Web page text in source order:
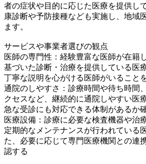
者の症状や目的に応じた医療を提供し
康診断や予防接種なども実施し、地域
ます。
サービスや事業者選びの観点
医師の専門性：経験豊富な医師が在籍
基づいた診断・治療を提供している医
丁寧な説明を心がける医師がいること
通院のしやすさ：診療時間や待ち時間
クセスなど、継続的に通院しやすい医
急な受診にも対応できる体制があるか
医療設備：診療に必要な検査機器や治
定期的なメンテナンスが行われている
た、必要に応じて専門医療機関との連
認する